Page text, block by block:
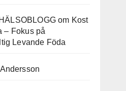
om Kost
– Fokus på
Levande Föda